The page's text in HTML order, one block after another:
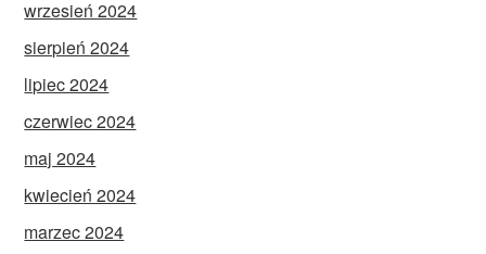
wrzesień 2024
sierpień 2024
lipiec 2024
czerwiec 2024
maj 2024
kwiecień 2024
marzec 2024